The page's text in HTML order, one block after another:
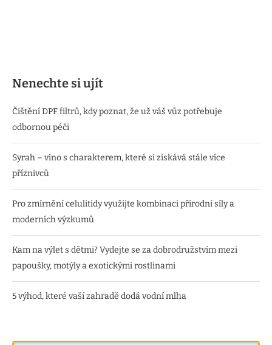
Nenechte si ujít
Čištění DPF filtrů, kdy poznat, že už váš vůz potřebuje
odbornou péči
Syrah – víno s charakterem, které si získává stále více
příznivců
Pro zmírnění celulitidy využijte kombinaci přírodní síly a
moderních výzkumů
Kam na výlet s dětmi? Vydejte se za dobrodružstvím mezi
papoušky, motýly a exotickými rostlinami
5 výhod, které vaší zahradě dodá vodní mlha